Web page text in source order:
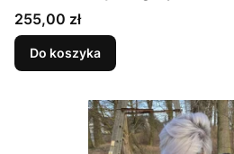
Cena
255,00 zł
Do koszyka